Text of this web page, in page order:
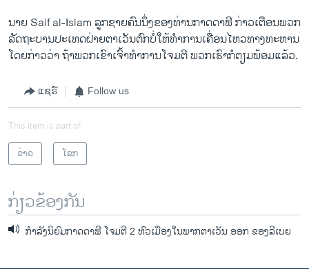
ນາຍ Saif al-Islam ລູກ​ຊາຍ​ຄົນ​ນຶ່ງ​ຂອງ​ທ່ານ​ກາດ​ດາ​ຟີ ກ່າວ​ເຕືອນ​ພວກ​
ລັດຖະບານ​ປະ​ເທດ​ຝ່າຍ​ຕາ​ເວັນ​ຕົກ​ບໍ່​ໃຫ້​ທໍາ​ການ​ເຄື່ອນ​ໄຫວ​ທາງ​ທະຫານ
​ໂດຍ​ກ່າວ​ວ່າ ຖ້າ​ພວກ​ເຂົາ​ເຈົ້າ​ທໍາ​ການ​ໂຈມ​ຕີ ພວກ​ເຮົາ​ກໍ​ຕຽມ​ພ້ອມແລ້ວ.
ແຊຣ໌ Follow us
This item is part of
ຂ່າວ
ໂລກ
ກ່ຽວຂ້ອງກັນ
ກໍາລັງນິຍົມກາດດາຟີ ໂຈມຕີ 2 ຫົວເມືອງໃນພາກຕາເວັນ ອອກ ຂອງລີເບຍ